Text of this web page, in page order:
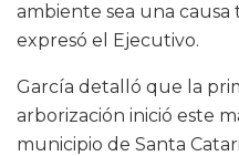
ambiente sea una causa
expresó el Ejecutivo.
García detalló que la
arborización inició este
municipio de Santa